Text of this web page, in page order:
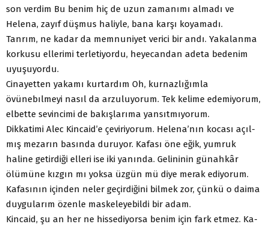
son verdim Bu benim hiç de uzun zamanımı almadı ve
Helena, zayıf düşmus haliyle, bana karşı koyamadı.
Tanrım, ne kadar da memnuniyet verici bir andı. Yakalanma
korkusu ellerimi terletiyordu, heyecandan adeta bedenim
uyuşu­yordu.
Cinayetten yakamı kurtardım Oh, kurnazlığımla
övünebılmeyi nasıl da arzuluyorum. Tek kelime edemiyorum,
elbette sevincimi de bakışlarıma yansıtmıyorum.
Dikkatimi Alec Kincaid’e çeviriyorum. Helena’nın kocası açıl­
mış mezarın basında duruyor. Kafası öne eğik, yumruk
haline ge­tirdiği elleri ise iki yanında. Gelininin günahkâr
ölümüne kızgın mı yoksa üzgün mü diye merak ediyorum.
Kafasının içinden ne­ler geçirdiğini bilmek zor, çünkü o daima
duygularım özenle maskeleyebildi bir adam.
Kincaid, şu an her ne hissediyorsa benim için fark etmez. Ka­